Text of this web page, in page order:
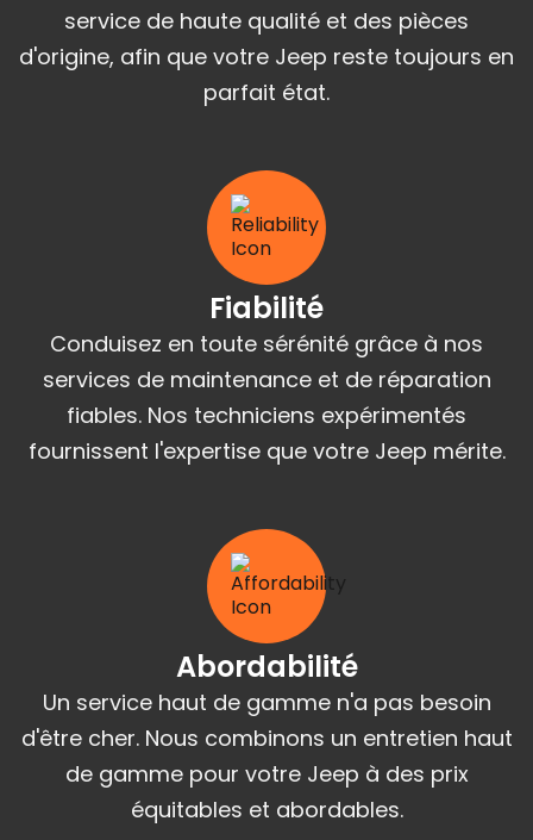
service de haute qualité et des pièces
d'origine, afin que votre Jeep reste toujours en
parfait état.
Fiabilité
Conduisez en toute sérénité grâce à nos
services de maintenance et de réparation
fiables. Nos techniciens expérimentés
fournissent l'expertise que votre Jeep mérite.
Abordabilité
Un service haut de gamme n'a pas besoin
d'être cher. Nous combinons un entretien haut
de gamme pour votre Jeep à des prix
équitables et abordables.